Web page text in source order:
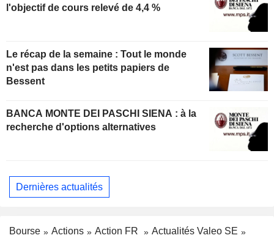
l'objectif de cours relevé de 4,4 %
Le récap de la semaine : Tout le monde
n'est pas dans les petits papiers de
Bessent
BANCA MONTE DEI PASCHI SIENA : à la
recherche d'options alternatives
Dernières actualités
Bourse Actions Action FR
Actualités Valeo SE